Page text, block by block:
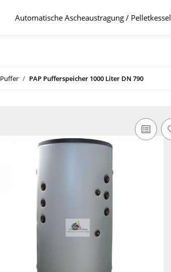
Automatische Ascheaustragung / Pelletkessel
Puffer PAP Pufferspeicher 1000 Liter DN 790